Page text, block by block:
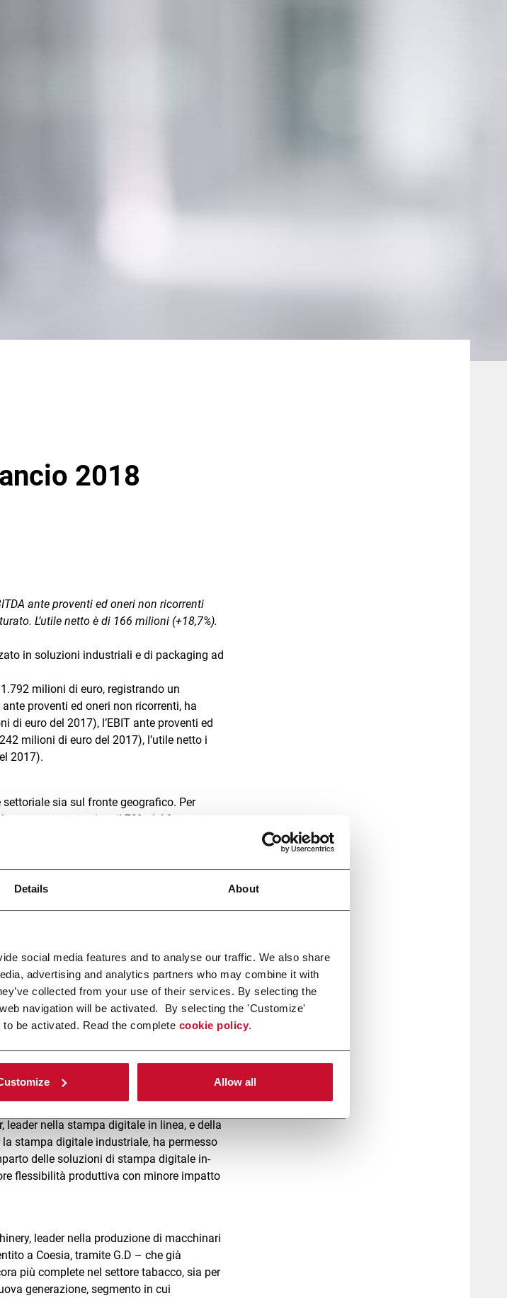
Details About
social media features and to analyse our traffic. We also share
advertising and analytics partners who may combine it with
collected from your use of their services. By selecting the
navigation will be activated. By selecting the 'Customize'
be activated. Read the complete cookie policy.
Allow all
2018
ante proventi ed oneri non ricorrenti
L’utile netto è di 166 milioni (+18,7%).
in soluzioni industriali e di packaging ad
milioni di euro, registrando un
proventi ed oneri non ricorrenti, ha
di euro del 2017), l’EBIT ante proventi ed
milioni di euro del 2017), l’utile netto i
2017).
sia sul fronte geografico. Per
rappresentato circa il 79% del fatturato,
circa il 2%. Per quanto riguarda i mercati, il
Europea (4% in Italia), per il 20% circa nel
paesi (soprattutto in Medio Oriente e in
in R&D e Ingegneria per un valore di 140
il 7,8% del fatturato. Nel 2018 G.D, una
numero di brevetti (54) depositati
con tre operazioni strategiche di
contenuto sui risultati del 2018 (circa
Al netto delle acquisizioni
leader nella stampa digitale in linea, e della
stampa digitale industriale, ha permesso
delle soluzioni di stampa digitale in-
flessibilità produttiva con minore impatto
leader nella produzione di macchinari
a Coesia, tramite G.D – che già
più complete nel settore tabacco, sia per
generazione, segmento in cui